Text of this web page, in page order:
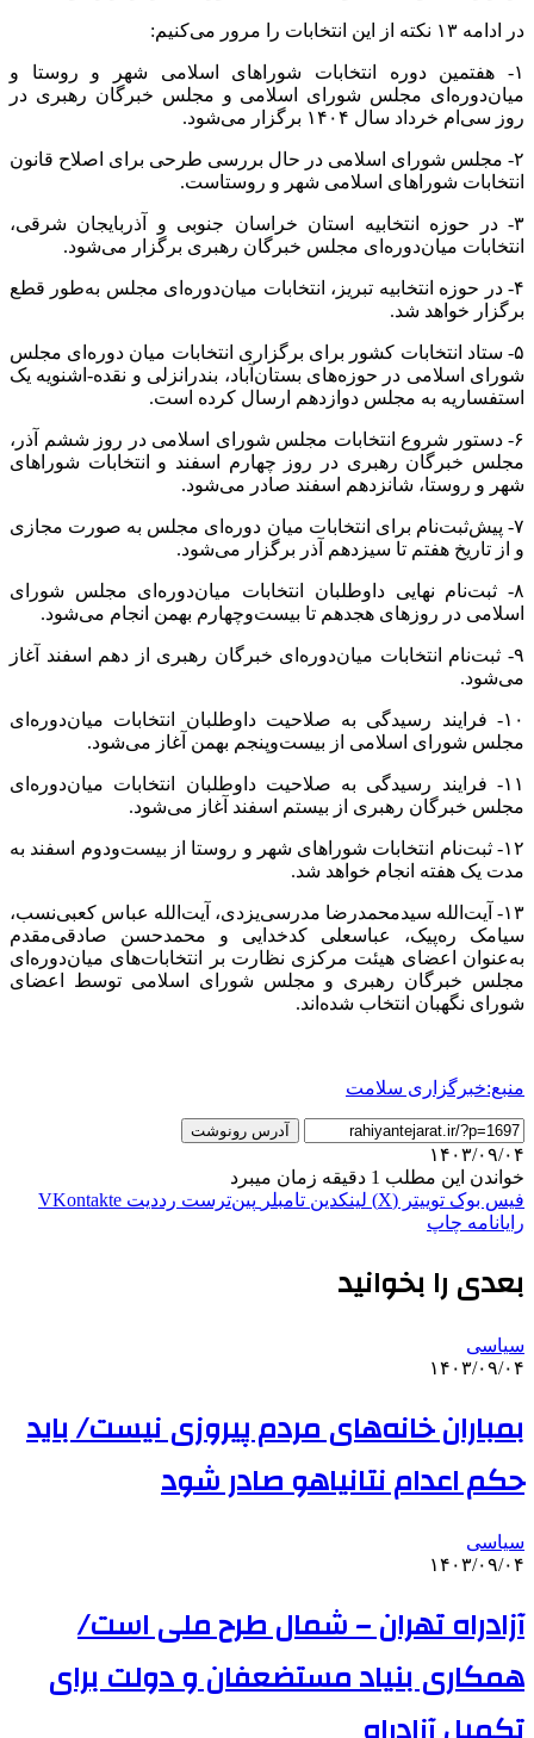
در ادامه ۱۳ نکته از این انتخابات را مرور می‌کنیم:
۱- هفتمین دوره انتخابات شوراهای اسلامی شهر و روستا و
میان‌دوره‌ای مجلس شورای اسلامی و مجلس خبرگان رهبری در
روز سی‌ام خرداد سال ۱۴۰۴ برگزار می‌شود.
۲- مجلس شورای اسلامی در حال بررسی طرحی برای اصلاح قانون
انتخابات شوراهای اسلامی شهر و روستاست.
۳- در حوزه انتخابیه استان خراسان جنوبی و آذربایجان شرقی،
انتخابات میان‌دوره‌ای مجلس خبرگان رهبری برگزار می‌شود.
۴- در حوزه انتخابیه تبریز، انتخابات میان‌دوره‌ای مجلس به‌طور قطع
برگزار خواهد شد.
۵- ستاد انتخابات کشور برای برگزاری انتخابات میان دوره‌ای مجلس
شورای اسلامی در حوزه‌های بستان‌آباد، بندرانزلی و نقده‌-اشنویه یک
استفساریه به مجلس دوازدهم ارسال کرده است.
۶- دستور شروع انتخابات مجلس شورای اسلامی در روز ششم آذر،
مجلس خبرگان رهبری در روز چهارم اسفند و انتخابات شوراهای
شهر و روستا، شانزدهم اسفند صادر می‌شود.
۷- پیش‌ثبت‌نام برای انتخابات میان دوره‌ای مجلس به صورت مجازی
و از تاریخ هفتم تا سیزدهم آذر برگزار می‌شود.
۸- ثبت‌نام نهایی داوطلبان انتخابات میان‌دوره‌ای مجلس شورای
اسلامی در روزهای هجدهم تا بیست‌وچهارم بهمن انجام می‌شود.
۹- ثبت‌نام انتخابات میان‌دوره‌ای خبرگان رهبری از دهم اسفند آغاز
می‌شود.
۱۰- فرایند رسیدگی به صلاحیت داوطلبان انتخابات میان‌دوره‌ای
مجلس شورای اسلامی از بیست‌وپنجم بهمن آغاز می‌شود.
۱۱- فرایند رسیدگی به صلاحیت داوطلبان انتخابات میان‌دوره‌ای
مجلس خبرگان رهبری از بیستم اسفند آغاز می‌شود.
۱۲- ثبت‌نام انتخابات شوراهای شهر و روستا از بیست‌ودوم اسفند به
مدت یک هفته انجام خواهد شد.
۱۳- آیت‌الله سیدمحمدرضا مدرسی‌یزدی، آیت‌الله عباس کعبی‌نسب،
سیامک ره‌پیک، عباسعلی کدخدایی و محمدحسن صادقی‌مقدم
به‌عنوان اعضای هیئت مرکزی نظارت بر انتخابات‌های میان‌دوره‌ای
مجلس خبرگان رهبری و مجلس شورای اسلامی توسط اعضای
شورای نگهبان انتخاب شده‌اند.
منبع:خبرگزاری سلامت
آدرس رونوشت
۱۴۰۳/۰۹/۰۴
خواندن این مطلب 1 دقیقه زمان میبرد
فیس بوک توییتر (X) لینکدین ‫تامبلر ‫پین‌ترست ‫رددیت ‫VKontakte
رایانامه چاپ
بعدی را بخوانید
سیاسی
۱۴۰۳/۰۹/۰۴
بمباران خانه‌های مردم پیروزی نیست/ باید
حکم اعدام نتانیاهو صادر شود
سیاسی
۱۴۰۳/۰۹/۰۴
آزادراه تهران – شمال طرح ملی است/
همکاری بنیاد مستضعفان و دولت برای